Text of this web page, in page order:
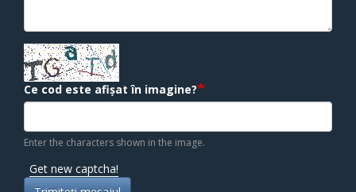
Ce cod este afișat în imagine?
Enter the characters shown in the image.
Get new captcha!